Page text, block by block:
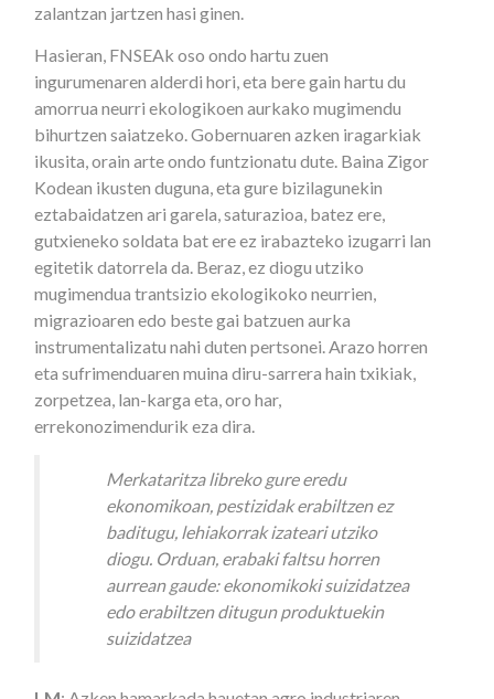
zalantzan jartzen hasi ginen.
Hasieran, FNSEAk oso ondo hartu zuen
ingurumenaren alderdi hori, eta bere gain hartu du
amorrua neurri ekologikoen aurkako mugimendu
bihurtzen saiatzeko. Gobernuaren azken iragarkiak
ikusita, orain arte ondo funtzionatu dute. Baina Zigor
Kodean ikusten duguna, eta gure bizilagunekin
eztabaidatzen ari garela, saturazioa, batez ere,
gutxieneko soldata bat ere ez irabazteko izugarri lan
egitetik datorrela da. Beraz, ez diogu utziko
mugimendua trantsizio ekologikoko neurrien,
migrazioaren edo beste gai batzuen aurka
instrumentalizatu nahi duten pertsonei. Arazo horren
eta sufrimenduaren muina diru-sarrera hain txikiak,
zorpetzea, lan-karga eta, oro har,
errekonozimendurik eza dira.
Merkataritza libreko gure eredu
ekonomikoan, pestizidak erabiltzen ez
baditugu, lehiakorrak izateari utziko
diogu. Orduan, erabaki faltsu horren
aurrean gaude: ekonomikoki suizidatzea
edo erabiltzen ditugun produktuekin
suizidatzea